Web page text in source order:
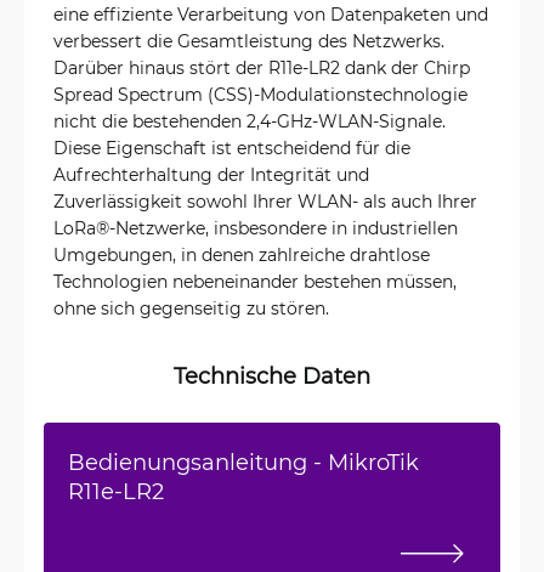
eine effiziente Verarbeitung von Datenpaketen und
verbessert die Gesamtleistung des Netzwerks.
Darüber hinaus stört der R11e-LR2 dank der Chirp
Spread Spectrum (CSS)-Modulationstechnologie
nicht die bestehenden 2,4-GHz-WLAN-Signale.
Diese Eigenschaft ist entscheidend für die
Aufrechterhaltung der Integrität und
Zuverlässigkeit sowohl Ihrer WLAN- als auch Ihrer
LoRa®-Netzwerke, insbesondere in industriellen
Umgebungen, in denen zahlreiche drahtlose
Technologien nebeneinander bestehen müssen,
ohne sich gegenseitig zu stören.
Technische Daten
Bedienungsanleitung - MikroTik
R11e-LR2